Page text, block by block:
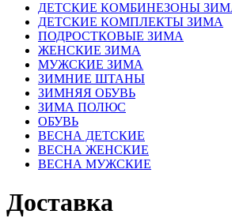
ДЕТСКИЕ КОМБИНЕЗОНЫ
ДЕТСКИЕ КОМПЛЕКТЫ ЗИМА
ПОДРОСТКОВЫЕ ЗИМА
ЖЕНСКИЕ ЗИМА
МУЖСКИЕ ЗИМА
ЗИМНИЕ ШТАНЫ
ЗИМНЯЯ ОБУВЬ
ЗИМА ПОЛЮС
ОБУВЬ
ВЕСНА ДЕТСКИЕ
ВЕСНА ЖЕНСКИЕ
ВЕСНА МУЖСКИЕ
Доставка